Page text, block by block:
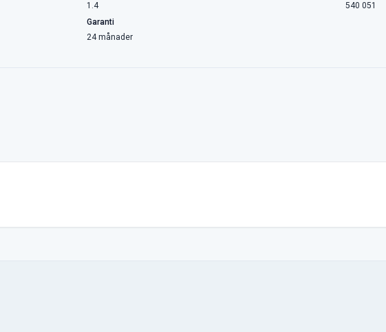
1.4
540 051
Garanti
24 månader